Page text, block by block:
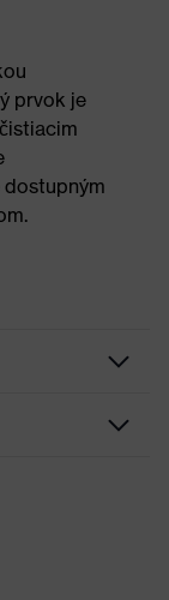
prvok je
dostupným